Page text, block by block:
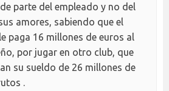
parte del empleado y no del
amores, sabiendo que el
paga 16 millones de euros al
por jugar en otro club, que
su sueldo de 26 millones de
.